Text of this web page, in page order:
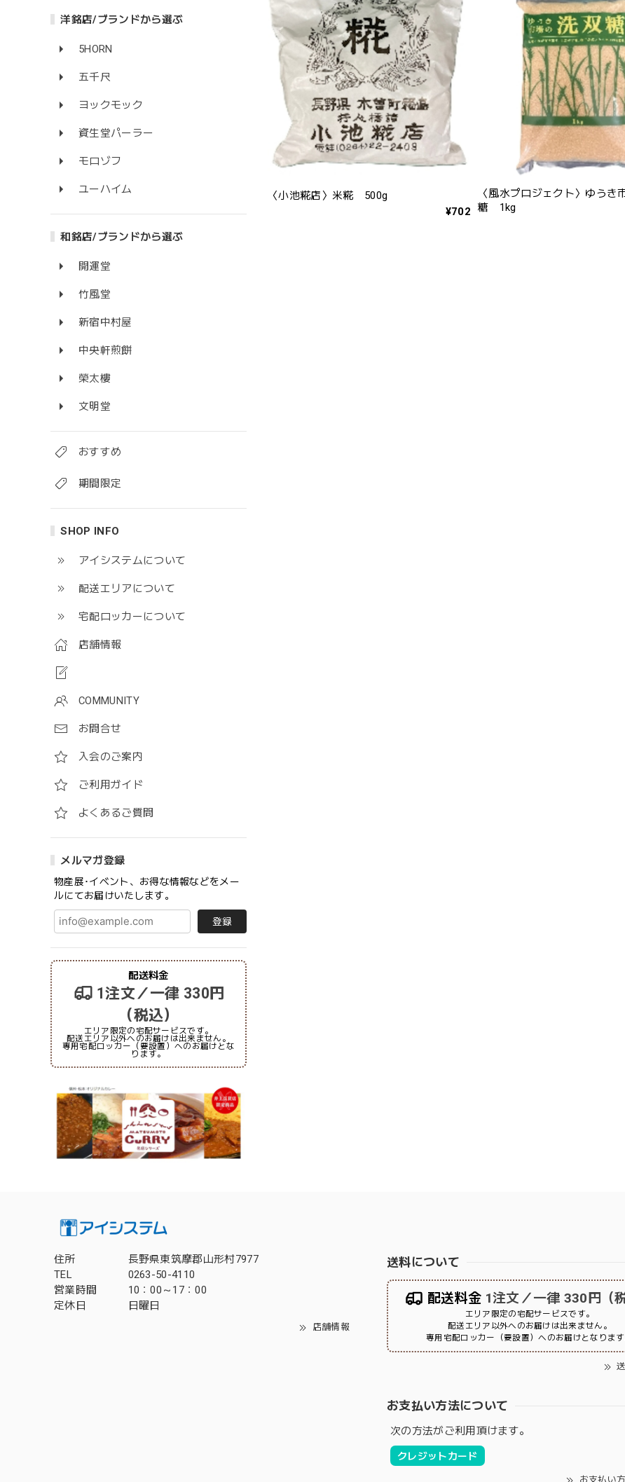
洋銘店/ブランドから選ぶ
5HORN
五千尺
ヨックモック
資生堂パーラー
モロゾフ
ユーハイム
和銘店/ブランドから選ぶ
開運堂
竹風堂
新宿中村屋
中央軒煎餅
榮太樓
文明堂
おすすめ
期間限定
SHOP INFO
アイシステムについて
配送エリアについて
宅配ロッカーについて
店舗情報
COMMUNITY
お問合せ
入会のご案内
ご利用ガイド
よくあるご質問
メルマガ登録
物産展･イベント、お得な情報などをメー
ルにてお届けいたします。
登録
配送料金
1注文／一律 330円
（税込）
エリア限定の宅配サービスです。
配送エリア以外へのお届けは出来ません。
専用宅配ロッカー（要設置）へのお届けとな
ります。
〈小池糀店〉米糀 500g
¥702
〈風水プロジェクト〉ゆうき
糖 1kg
住所
長野県東筑摩郡山形村7977
TEL
0263-50-4110
営業時間
10：00～17：00
定休日
日曜日
店舗情報
送料について
配送料金 1注文／一律 330円（税
エリア限定の宅配サービスです。
配送エリア以外へのお届けは出来ません。
専用宅配ロッカー（要設置）へのお届けとなります
お支払い方法について
次の方法がご利用頂けます。
クレジットカード
お支払い